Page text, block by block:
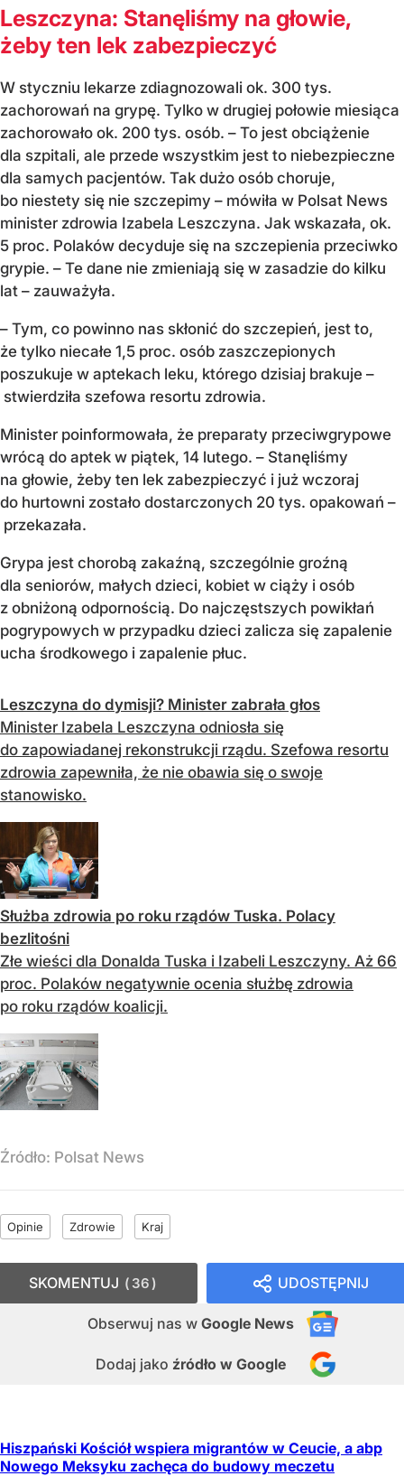
Leszczyna: Stanęliśmy na głowie,
żeby ten lek zabezpieczyć
W styczniu lekarze zdiagnozowali ok. 300 tys.
zachorowań na grypę. Tylko w drugiej połowie miesiąca
zachorowało ok. 200 tys. osób. – To jest obciążenie
dla szpitali, ale przede wszystkim jest to niebezpieczne
dla samych pacjentów. Tak dużo osób choruje,
bo niestety się nie szczepimy – mówiła w Polsat News
minister zdrowia Izabela Leszczyna. Jak wskazała, ok.
5 proc. Polaków decyduje się na szczepienia przeciwko
grypie. – Te dane nie zmieniają się w zasadzie do kilku
lat – zauważyła.
– Tym, co powinno nas skłonić do szczepień, jest to,
że tylko niecałe 1,5 proc. osób zaszczepionych
poszukuje w aptekach leku, którego dzisiaj brakuje –
stwierdziła szefowa resortu zdrowia.
Minister poinformowała, że preparaty przeciwgrypowe
wrócą do aptek w piątek, 14 lutego. – Stanęliśmy
na głowie, żeby ten lek zabezpieczyć i już wczoraj
do hurtowni zostało dostarczonych 20 tys. opakowań –
przekazała.
Grypa jest chorobą zakaźną, szczególnie groźną
dla seniorów, małych dzieci, kobiet w ciąży i osób
z obniżoną odpornością. Do najczęstszych powikłań
pogrypowych w przypadku dzieci zalicza się zapalenie
ucha środkowego i zapalenie płuc.
Leszczyna do dymisji? Minister zabrała głos
Minister Izabela Leszczyna odniosła się
do zapowiadanej rekonstrukcji rządu. Szefowa resortu
zdrowia zapewniła, że nie obawia się o swoje
stanowisko.
Służba zdrowia po roku rządów Tuska. Polacy
bezlitośni
Złe wieści dla Donalda Tuska i Izabeli Leszczyny. Aż 66
proc. Polaków negatywnie ocenia służbę zdrowia
po roku rządów koalicji.
Źródło: Polsat News
Opinie Zdrowie Kraj
UDOSTĘPNIJ
Obserwuj nas w Google News
Dodaj jako źródło w Google
SKOMENTUJ 36
Hiszpański Kościół wspiera migrantów w Ceucie, a abp
Nowego Meksyku zachęca do budowy meczetu